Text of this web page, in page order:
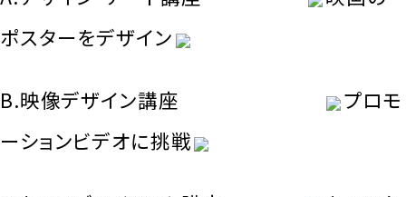
ポスターをデザイン
B.映像デザイン講座
プロモ
ーションビデオに挑戦